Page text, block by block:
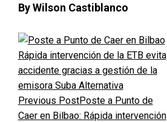
By Wilson Castiblanco
Previous PostPoste a Punto de
Caer en Bilbao: Rápida intervención